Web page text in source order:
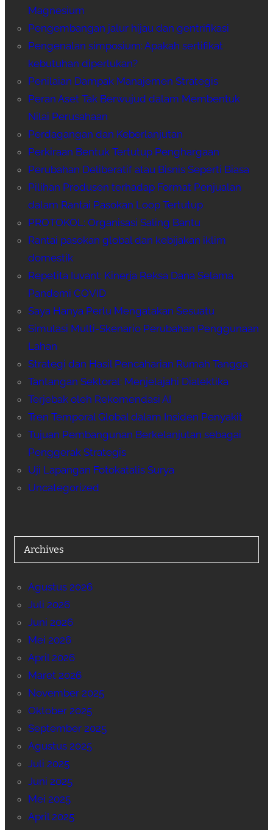
Magnesium
Pengembangan jalur hijau dan gentrifikasi
Pengenalan simposium: Apakah sertifikat
kebutuhan diperlukan?
Penilaian Dampak Manajemen Strategis
Peran Aset Tak Berwujud dalam Membentuk
Nilai Perusahaan
Perdagangan dan Keberlanjutan
Perkiraan Bentuk Tertutup Penghargaan
Perubahan Deliberatif atau Bisnis Seperti Biasa
Pilihan Produsen terhadap Format Penjualan
dalam Rantai Pasokan Loop Tertutup
PROTOKOL: Organisasi Saling Bantu
Rantai pasokan global dan kebijakan iklim
domestik
Repetita Iuvant: Kinerja Reksa Dana Selama
Pandemi COVID
Saya Hanya Perlu Mengatakan Sesuatu
Simulasi Multi-Skenario Perubahan Penggunaan
Lahan
Strategi dan Hasil Pencaharian Rumah Tangga
Tantangan Sektoral: Menjelajahi Dialektika
Terjebak oleh Rekomendasi AI
Tren Temporal Global dalam Insiden Penyakit
Tujuan Pembangunan Berkelanjutan sebagai
Penggerak Strategis
Uji Lapangan Fotokatalis Surya
Uncategorized
Archives
Agustus 2026
Juli 2026
Juni 2026
Mei 2026
April 2026
Maret 2026
November 2025
Oktober 2025
September 2025
Agustus 2025
Juli 2025
Juni 2025
Mei 2025
April 2025